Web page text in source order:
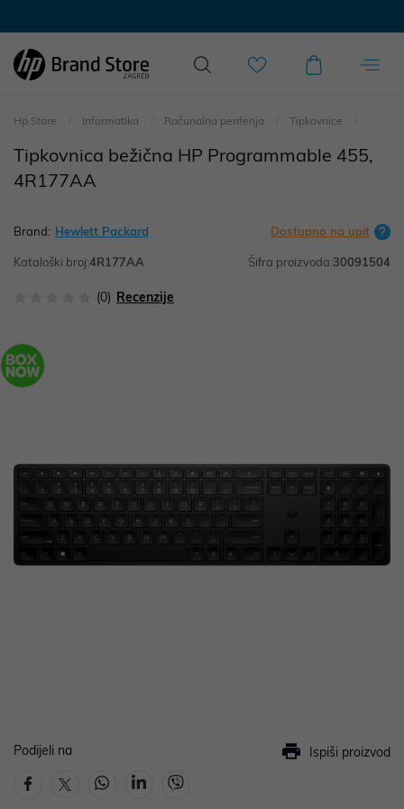
Hp Store Informatika Računalna periferija Tipkovnice
Tipkovnica bežična HP Programmable 455,
4R177AA
Brand: Hewlett Packard Dostupno na upit
Kataloški broj:4R177AA Šifra proizvoda:30091504
(0) Recenzije
Podijeli na Ispiši proizvod